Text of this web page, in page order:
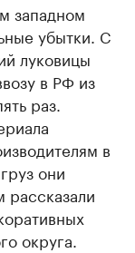
западном
убытки. С
луковицы
в РФ из
раз.
в
они
рассказали
округа.